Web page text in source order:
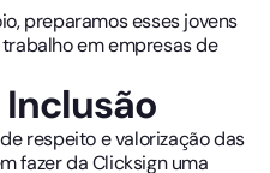
preparamos esses jovens
em empresas de
respeito e valorização das
fazer da Clicksign uma